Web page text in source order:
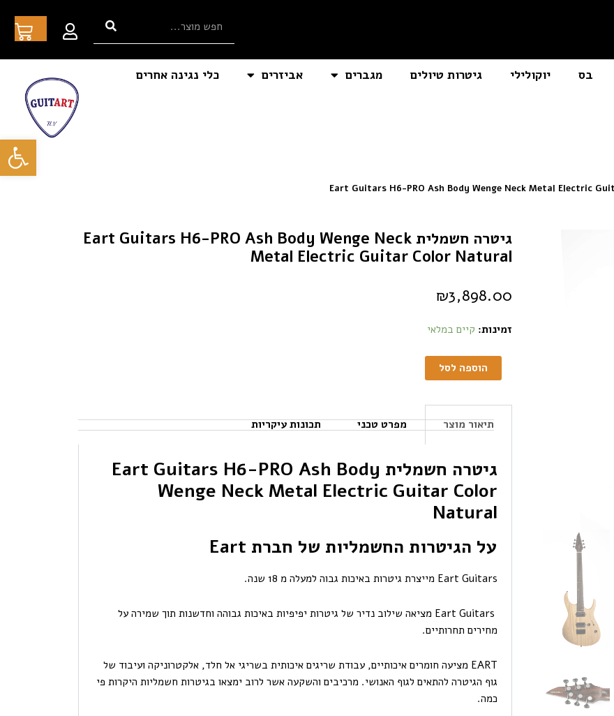
פתח
בס יוקולילי גיטרות טיולים מגברים אביזרים
כלי נגינה אחרים
גיטרה חשמלית Eart Guitars H6-PRO Ash Body Wenge Neck
Metal Electric Guitar Color Natural
₪3,898.00
זמינות: קיים במלאי
הוספה לסל
תיאור מוצר מפרט טכני תכונות עיקריות
גיטרה חשמלית Eart Guitars H6-PRO Ash Body
Wenge Neck Metal Electric Guitar Color
Natural
על הגיטרות החשמליות של חברת Eart
Eart Guitars מייצרת גיטרות באיכות גבוה למעלה מ 18 שנה.
Eart Guitars מציאה שילוב נדיר של גיטרות יפיפיות באיכות גבוהה וחדשנות תוך שמירה על
מחירים תחרותיים.
EART מציעה חומרים איכותיים, עבודת שריגים איכותית בשריגי אל חלד, אלקטרוניקה ועיבוד של
גוף הגיטרה להתאים לגוף האנושי. מרכיבים והשקעה אשר לרוב ימצאו בגיטרות חשמליות היקרות פי
כמה.